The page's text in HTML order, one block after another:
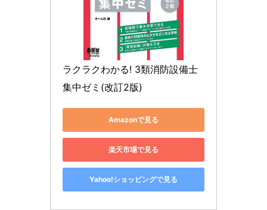
ラクラクわかる! 3類消防設備士
集中ゼミ(改訂2版)
Amazonで見る
楽天市場で見る
Yahoo!ショッピングで見る